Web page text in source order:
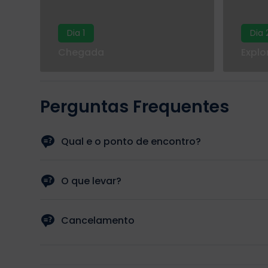
Dia 1 Dia
Perguntas Frequentes
Qual e o ponto de encontro?
O que levar?
Cancelamento